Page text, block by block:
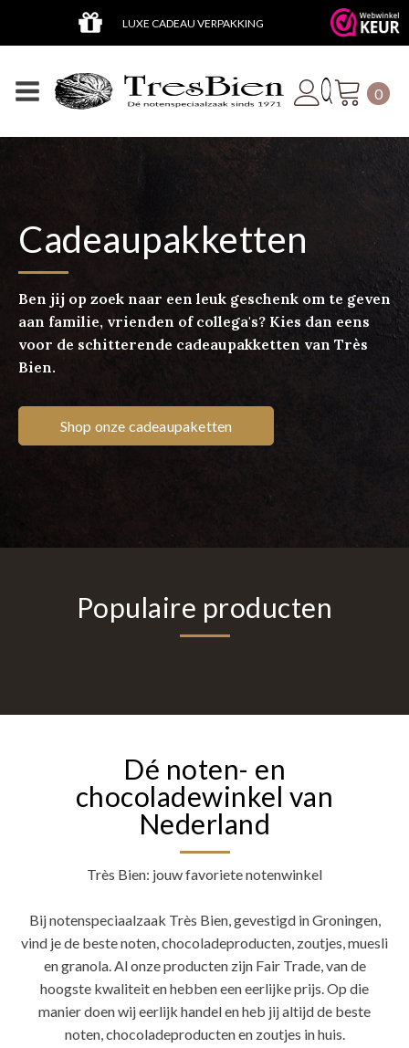
LUXE CADEAU VERPAKKING
0
Cadeaupakketten
Ben jij op zoek naar een leuk geschenk om te geven
aan familie, vrienden of collega's? Kies dan eens
voor de schitterende cadeaupakketten van Très
Bien.
Shop onze cadeaupaketten
Populaire producten
Dé noten- en
chocoladewinkel van
Nederland
Très Bien: jouw favoriete notenwinkel
Bij notenspeciaalzaak Très Bien, gevestigd in Groningen,
vind je de beste noten, chocoladeproducten, zoutjes, muesli
en granola. Al onze producten zijn Fair Trade, van de
hoogste kwaliteit en hebben een eerlijke prijs. Op die
manier doen wij eerlijk handel en heb jij altijd de beste
noten, chocoladeproducten en zoutjes in huis.